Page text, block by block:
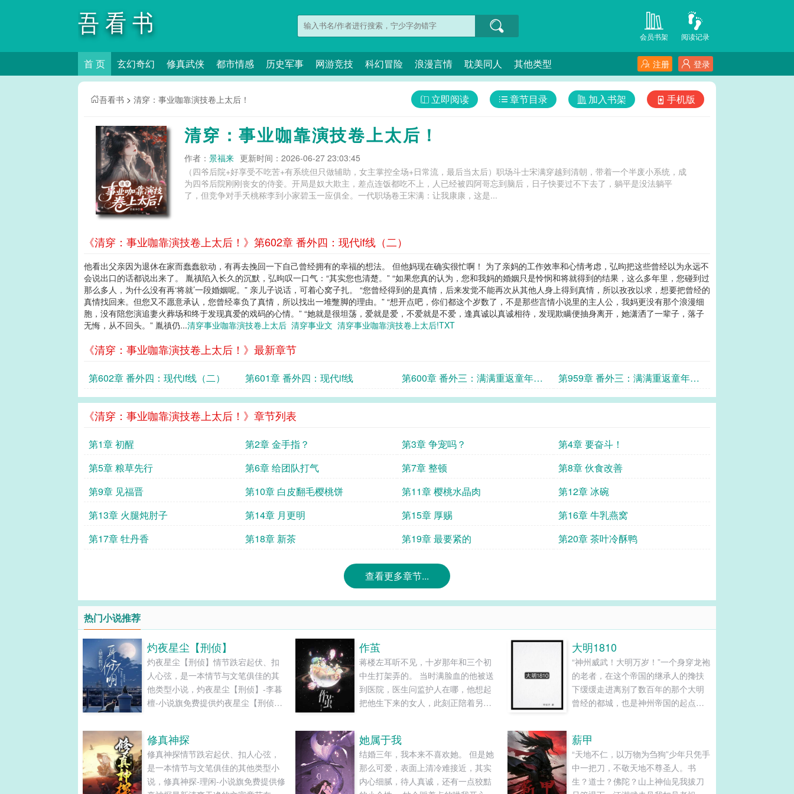
吾看书 阅读记录
会员书架
首 页 玄幻奇幻 修真武侠 都市情感 历史军事 网游竞技 科幻冒险 浪漫言情 耽美同人 其他类型 登录
注册
吾看书 > 清穿：事业咖靠演技卷上太后！ 手机版
加入书架
章节目录
立即阅读
清穿：事业咖靠演技卷上太后！
作者： 景福来 更新时间：2026-06-27 23:03:45
（四爷后院+好享受不吃苦+有系统但只做辅助，女主掌控全场+日常流，最后当太后）职场斗士宋满穿越到清朝，带着一个半废小系统，成
为四爷后院刚刚丧女的侍妾。开局是奴大欺主，差点连饭都吃不上，人已经被四阿哥忘到脑后，日子快要过不下去了，躺平是没法躺平
了，但竞争对手夭桃秾李到小家碧玉一应俱全。一代职场卷王宋满：让我康康，这是...
《清穿：事业咖靠演技卷上太后！》第602章 番外四：现代if线（二）
他看出父亲因为退休在家而蠢蠢欲动，有再去挽回一下自己曾经拥有的幸福的想法。 但他妈现在确实很忙啊！ 为了亲妈的工作效率和心情考虑，弘昫把这些曾经以为永远不
会说出口的话都说出来了。 胤禛陷入长久的沉默，弘昫叹一口气：“其实您也清楚。” “如果您真的认为，您和我妈的婚姻只是怜悯和将就得到的结果，这么多年里，您碰到过
那么多人，为什么没有再‘将就’一段婚姻呢。” 亲儿子说话，可着心窝子扎。 “您曾经得到的是真情，后来发觉不能再次从其他人身上得到真情，所以孜孜以求，想要把曾经的
真情找回来。但您又不愿意承认，您曾经辜负了真情，所以找出一堆蹩脚的理由。” “想开点吧，你们都这个岁数了，不是那些言情小说里的主人公，我妈更没有那个浪漫细
胞，没有陪您演追妻火葬场和终于发现真爱的戏码的心情。” “她就是很坦荡，爱就是爱，不爱就是不爱，逢真诚以真诚相待，发现欺瞒便抽身离开，她潇洒了一辈子，落子
无悔，从不回头。” 胤禛仍...清穿事业咖靠演技卷上太后 清穿事业文 清穿事业咖靠演技卷上太后!TXT
《清穿：事业咖靠演技卷上太后！》最新章节
第602章 番外四：现代if线（二） 第601章 番外四：现代if线
第600章 番外三：满满重返童年记
（三十三）
第959章 番外三：满满重返童年记
（三十二）
《清穿：事业咖靠演技卷上太后！》章节列表
第1章 初醒 第2章 金手指？ 第3章 争宠吗？
第4章 要奋斗！
第5章 粮草先行
第6章 给团队打气 第7章 整顿
第8章 伙食改善
第9章 见福晋
第10章 白皮翻毛樱桃饼 第11章 樱桃水晶肉
第12章 冰碗
第13章 火腿炖肘子
第14章 月更明 第15章 厚赐
第16章 牛乳燕窝
第17章 牡丹香
第18章 新茶 第19章 最要紧的 第20章 茶叶冷酥鸭
查看更多章节...
热门小说推荐
灼夜星尘【刑侦】
灼夜星尘【刑侦】情节跌宕起伏、扣
人心弦，是一本情节与文笔俱佳的其
他类型小说，灼夜星尘【刑侦】-李暮
檀-小说旗免费提供灼夜星尘【刑侦】
作茧
蒋楼左耳听不见，十岁那年和三个初
中生打架弄的。 当时满脸血的他被送
到医院，医生问监护人在哪，他想起
把他生下来的女人，此刻正陪着另一
拿奖学金，学生信息表上父母一栏被
划斜杠删除。 某天放学后，他看见班
上新来的转学生被几个小混混堵在路
边。 转学生被吓得脸色发白，蜷着肩
大明1810
“神州威武！大明万岁！”一个身穿龙袍
的老者，在这个帝国的继承人的搀扶
下缓缓走进离别了数百年的那个大明
曾经的都城，也是神州帝国的起点，
父皇老了，神州的未来就交给你了”老
人拍了拍年轻太子的肩膀，头也不回
的离开了原来这个老人曾经也是一名
穿越者，阴差阳错......
修真神探
修真神探情节跌宕起伏、扣人心弦，
是一本情节与文笔俱佳的其他类型小
说，修真神探-理闲-小说旗免费提供修
她属于我
结婚三年，我本来不喜欢她。 但是她
那么可爱，表面上清冷难接近，其实
内心细腻，待人真诚，还有一点狡黠
薪甲
“天地不仁，以万物为刍狗”少年只凭手
中一把刀，不敬天地不尊圣人。书
生？道士？佛陀？山上神仙见我拔刀